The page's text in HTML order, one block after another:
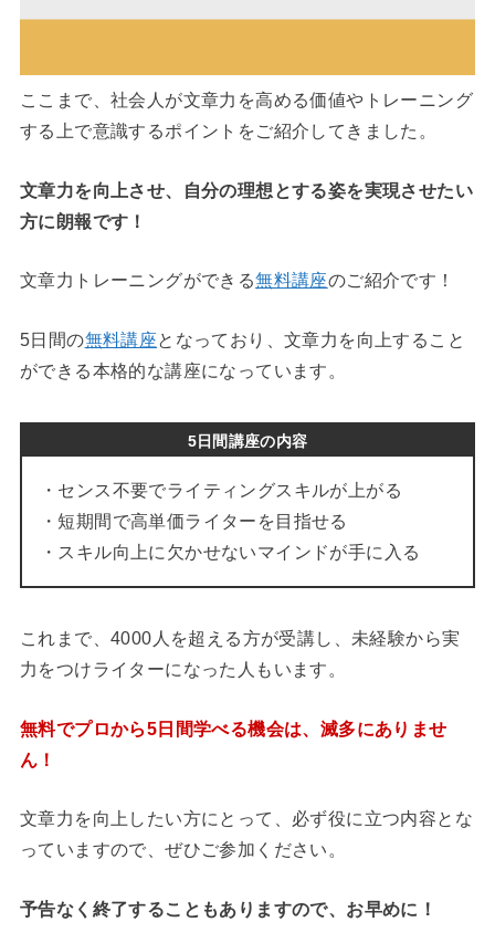
ここまで、社会人が文章力を高める価値やトレーニング
する上で意識するポイントをご紹介してきました。
文章力を向上させ、自分の理想とする姿を実現させたい
方に朗報です！
文章力トレーニングができる無料講座のご紹介です！
5日間の無料講座となっており、文章力を向上すること
ができる本格的な講座になっています。
5日間講座の内容
・センス不要でライティングスキルが上がる
・短期間で高単価ライターを目指せる
・スキル向上に欠かせないマインドが手に入る
これまで、4000人を超える方が受講し、未経験から実
力をつけライターになった人もいます。
無料でプロから5日間学べる機会は、滅多にありませ
ん！
文章力を向上したい方にとって、必ず役に立つ内容とな
っていますので、ぜひご参加ください。
予告なく終了することもありますので、お早めに！